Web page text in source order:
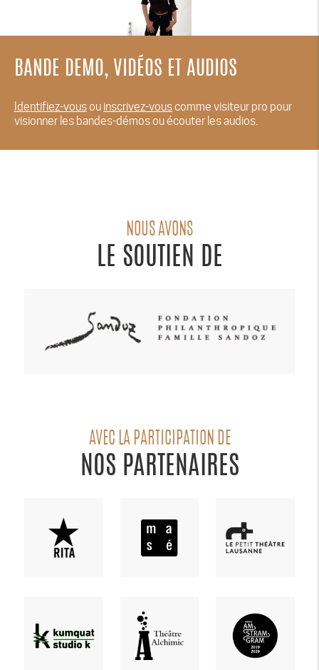
BANDE DEMO, VIDÉOS ET AUDIOS
Identifiez-vousou inscrivez-vouscomme visiteur pro pour
visionner les bandes-démos ou écouter les audios.
NOUS AVONS
LE SOUTIEN DE
AVEC LA PARTICIPATION DE
NOS PARTENAIRES